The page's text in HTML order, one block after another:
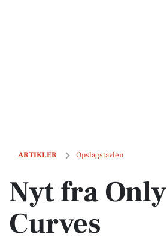
ARTIKLER Opslagstavlen
Nyt fra Only Curves
Nyt fra Only
Curves